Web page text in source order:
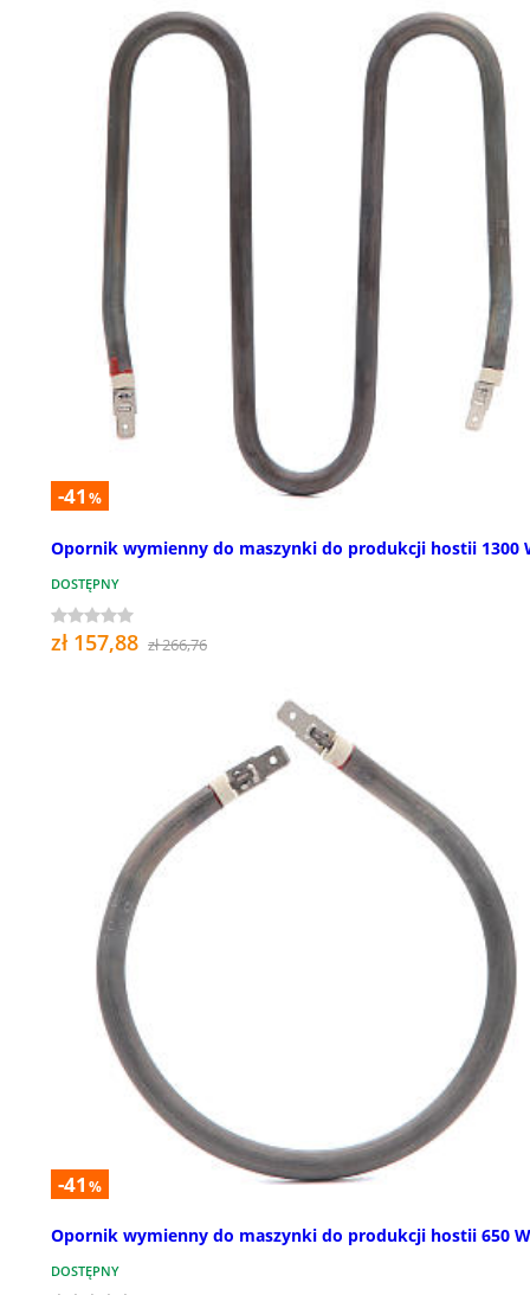
-41 %
Opornik wymienny do maszynki do produkcji hostii 1300
DOSTĘPNY
zł 157,88 zł 266,76
-41 %
Opornik wymienny do maszynki do produkcji hostii 650
DOSTĘPNY